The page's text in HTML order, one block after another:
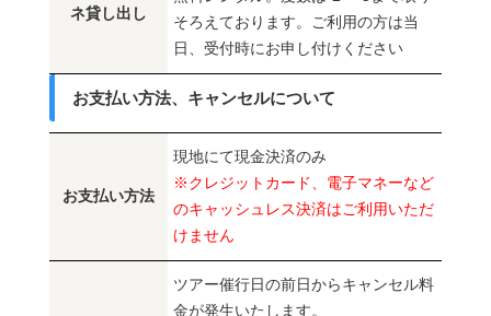
ネ貸し出し
そろえております。ご利用の方は当
日、受付時にお申し付けください
お支払い方法、キャンセルについて
お支払い方法
現地にて現金決済のみ
※クレジットカード、電子マネーなど
のキャッシュレス決済はご利用いただ
けません
ツアー催行日の前日からキャンセル料
金が発生いたします。